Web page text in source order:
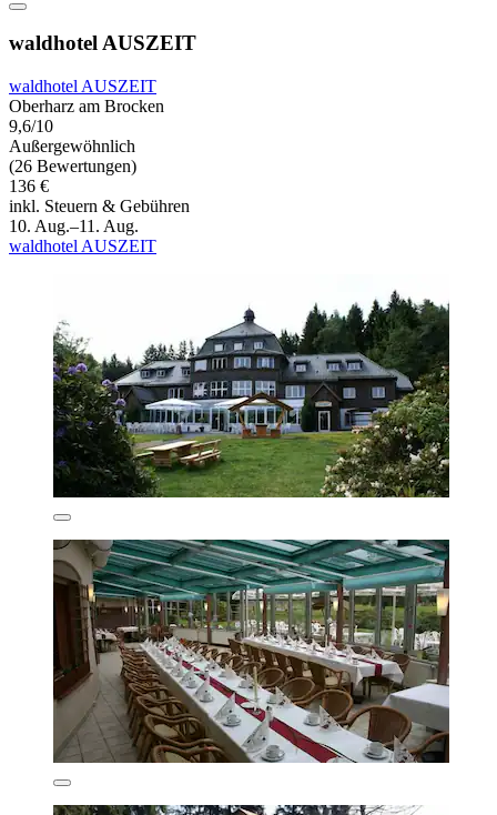
waldhotel AUSZEIT
waldhotel AUSZEIT
Oberharz am Brocken
9,6/10
Außergewöhnlich
(26 Bewertungen)
136 €
inkl. Steuern & Gebühren
10. Aug.–11. Aug.
waldhotel AUSZEIT